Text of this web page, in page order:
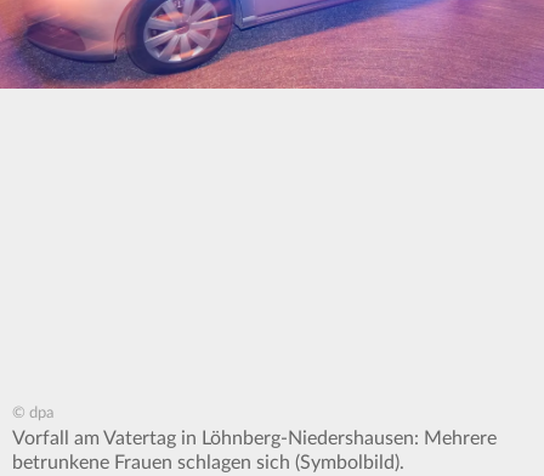
© dpa
Vorfall am Vatertag in Löhnberg-Niedershausen: Mehrere
betrunkene Frauen schlagen sich (Symbolbild).